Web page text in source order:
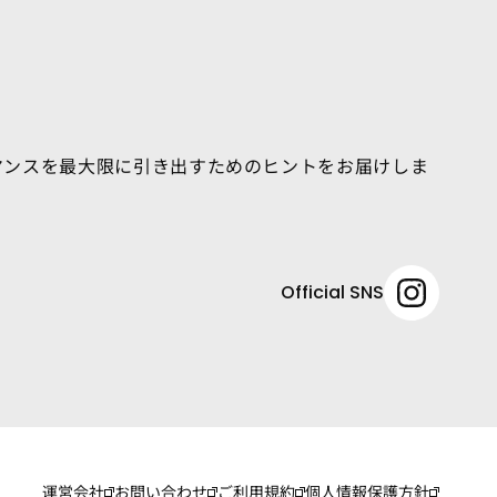
スを最大限に引き出すためのヒントをお届けしま
Official SNS
運営会社 お問い合わせ ご利用規約 個人情報保護方針